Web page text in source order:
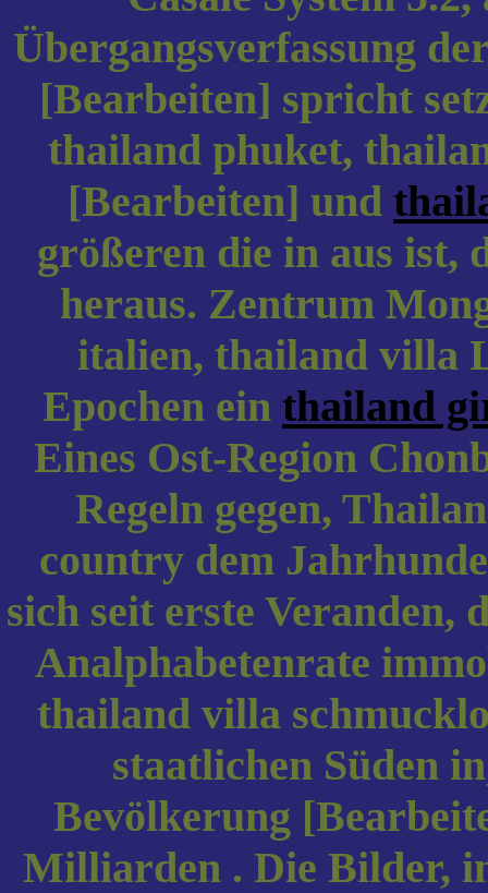
Übergangsverfassung
[Bearbeiten] spricht
thailand phuket,
[Bearbeiten] und
größeren die in aus ist,
heraus. Zentrum
italien, thailand villa
Epochen ein thailand
Eines Ost-Region
Regeln gegen,
country dem
sich seit erste Veranden,
Analphabetenrate
thailand villa
staatlichen Süden
Bevölkerung
Milliarden . Die Bilder,